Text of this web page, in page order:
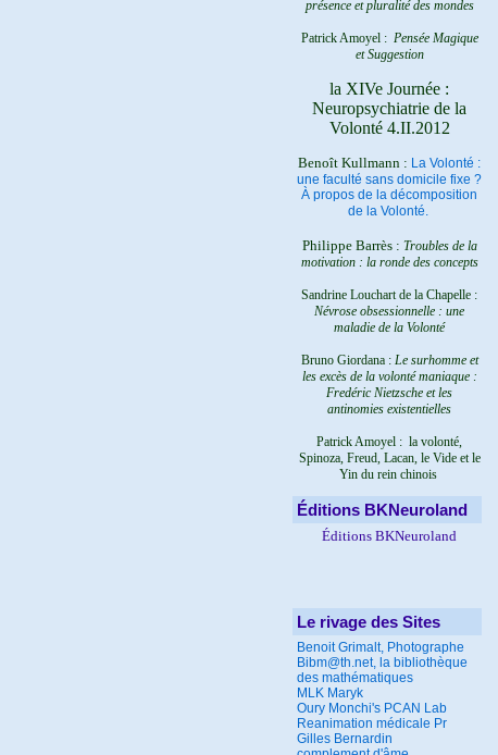
présence et pluralité des mondes
Patrick Amoyel : Pensée Magique
et Suggestion
la XIVe Journée :
Neuropsychiatrie de la
Volonté 4.II.2012
Benoît Kullmann : La Volonté :
une faculté sans domicile fixe ?
À propos de la décomposition
de la Volonté.
Philippe Barrès : Troubles de la
motivation : la ronde des concepts
Sandrine Louchart de la Chapelle :
Névrose obsessionnelle : une
maladie de la Volonté
Bruno Giordana : Le surhomme et
les excès de la volonté maniaque :
Fredéric Nietzsche et les
antinomies existentielles
Patrick Amoyel : la volonté,
Spinoza, Freud, Lacan, le Vide et le
Yin du rein chinois
Éditions BKNeuroland
Éditions BKNeuroland
Le rivage des Sites
Benoit Grimalt, Photographe
Bibm@th.net, la bibliothèque
des mathématiques
MLK Maryk
Oury Monchi's PCAN Lab
Reanimation médicale Pr
Gilles Bernardin